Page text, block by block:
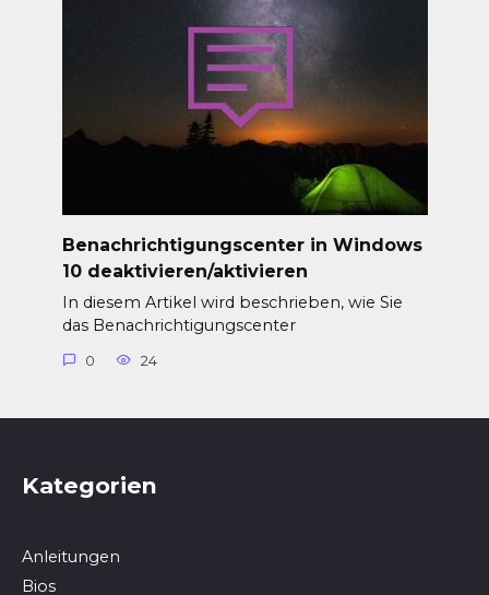
Benachrichtigungscenter in Windows
10 deaktivieren/aktivieren
In diesem Artikel wird beschrieben, wie Sie
das Benachrichtigungscenter
0 24
Kategorien
Anleitungen
Bios